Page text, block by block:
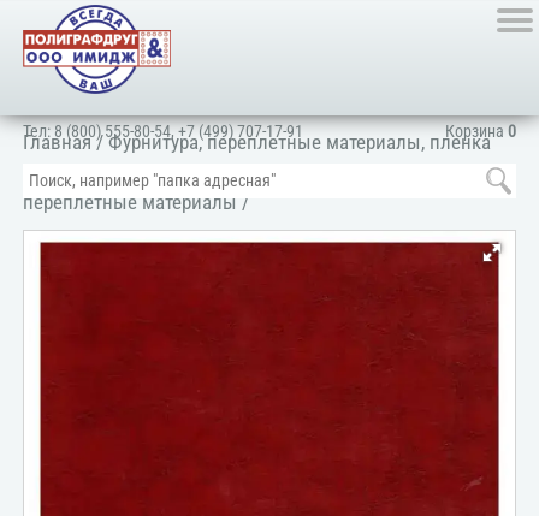
Корзина0
Тел:8 (800) 555-80-54,+7 (499) 707-17-91
Главная/Фурнитура, переплетные материалы, пленка
ПВХ, картон/Переплетные материалы
переплетные материалы /